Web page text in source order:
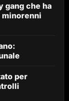
gang che ha
minorenni
per